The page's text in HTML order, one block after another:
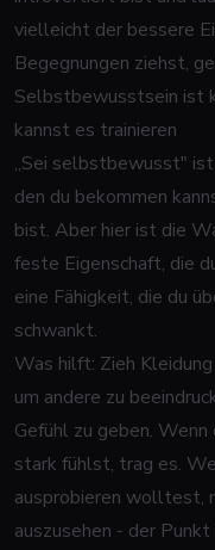
vielleicht der bessere
Begegnungen ziehst,
Selbstbewusstsein ist
kannst es trainieren
„Sei selbstbewusst"
den du bekommen
bist. Aber hier ist die
feste Eigenschaft, die
eine Fähigkeit, die du
schwankt.
Was hilft: Zieh
um andere zu
Gefühl zu geben.
stark fühlst, trag es.
ausprobieren wolltest,
auszusehen - der